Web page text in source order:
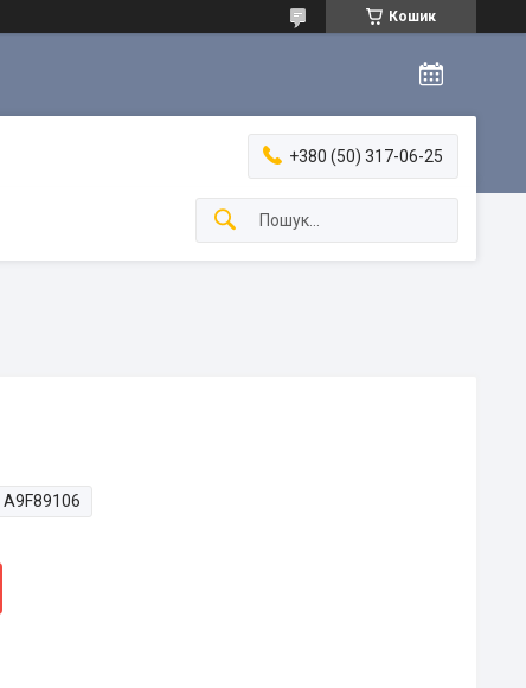
Кошик
+380 (50) 317-06-25
A9F89106